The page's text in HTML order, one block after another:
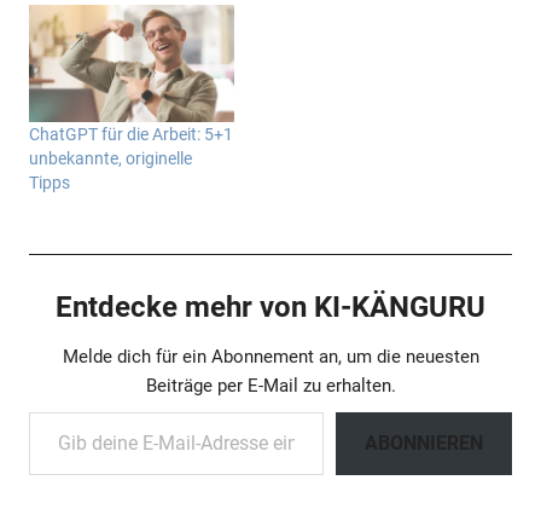
ChatGPT für die Arbeit: 5+1
unbekannte, originelle
Tipps
Entdecke mehr von KI-KÄNGURU
Melde dich für ein Abonnement an, um die neuesten
Beiträge per E-Mail zu erhalten.
Gib deine E-Mail-Adresse ein ...
ABONNIEREN